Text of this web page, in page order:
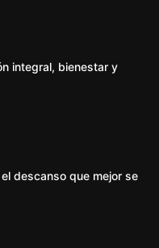
integral, bienestar y
descanso que mejor se